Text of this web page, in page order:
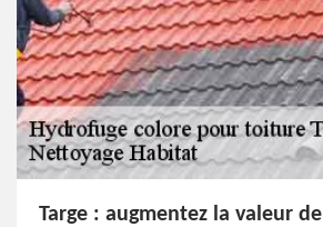
Targe : augmentez la valeur de